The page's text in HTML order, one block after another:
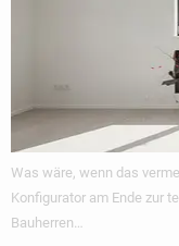
Was wäre, wenn das
Konfigurator am Ende zur
Bauherren…